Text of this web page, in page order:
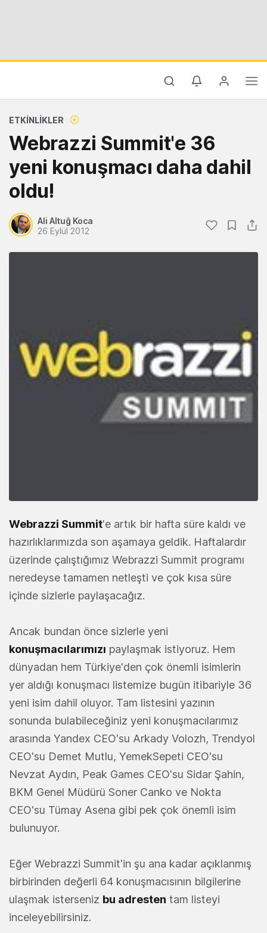
ETKINLIKLER
Webrazzi Summit'e 36
yeni konuşmacı daha dahil
oldu!
Ali Altuğ Koca
26 Eylül 2012
Webrazzi Summit'e artık bir hafta süre kaldı ve
hazırlıklarımızda son aşamaya geldik. Haftalardır
üzerinde çalıştığımız Webrazzi Summit programı
neredeyse tamamen netleşti ve çok kısa süre
içinde sizlerle paylaşacağız.
Ancak bundan önce sizlerle yeni
konuşmacılarımızı paylaşmak istiyoruz. Hem
dünyadan hem Türkiye'den çok önemli isimlerin
yer aldığı konuşmacı listemize bugün itibariyle 36
yeni isim dahil oluyor. Tam listesini yazının
sonunda bulabileceğiniz yeni konuşmacılarımız
arasında Yandex CEO'su Arkady Volozh, Trendyol
CEO'su Demet Mutlu, YemekSepeti CEO'su
Nevzat Aydın, Peak Games CEO'su Sidar Şahin,
BKM Genel Müdürü Soner Canko ve Nokta
CEO'su Tümay Asena gibi pek çok önemli isim
bulunuyor.
Eğer Webrazzi Summit'in şu ana kadar açıklanmış
birbirinden değerli 64 konuşmacısının bilgilerine
ulaşmak isterseniz bu adresten tam listeyi
inceleyebilirsiniz.